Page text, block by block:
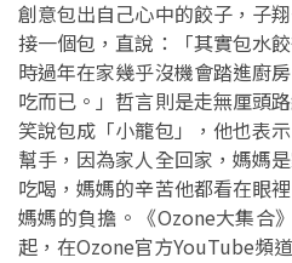
創意包出自己心中的餃子，子
接一個包，直說：「其實包水
時過年在家幾乎沒機會踏進廚
吃而已。」哲言則是走無厘頭
笑說包成「小籠包」，他也表
幫手，因為家人全回家，媽媽
吃喝，媽媽的辛苦他都看在眼
媽媽的負擔。《Ozone大集合
起，在Ozone官方YouTube頻